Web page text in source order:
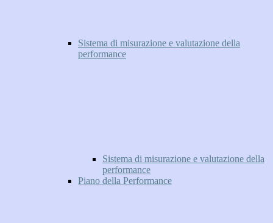
Sistema di misurazione e valutazione della
performance
Sistema di misurazione e valutazione della
performance
Piano della Performance